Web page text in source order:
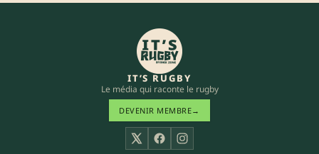
IT’S RUGBY
Le média qui raconte le rugby
DEVENIR MEMBRE→
X FacebookInstagram